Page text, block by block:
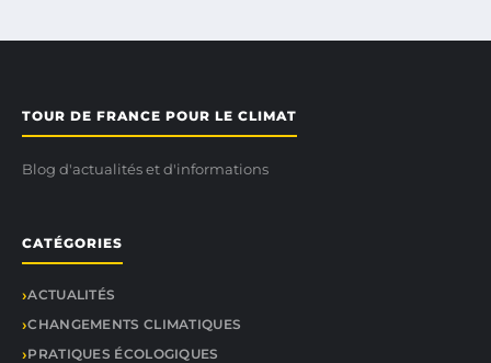
TOUR DE FRANCE POUR LE CLIMAT
Blog d'actualités et d'informations
CATÉGORIES
ACTUALITÉS
CHANGEMENTS CLIMATIQUES
PRATIQUES ÉCOLOGIQUES